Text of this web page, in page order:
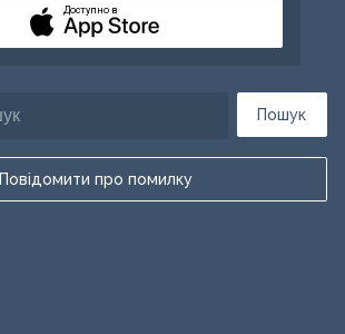
Пошук
Повідомити про помилку
Доступно в